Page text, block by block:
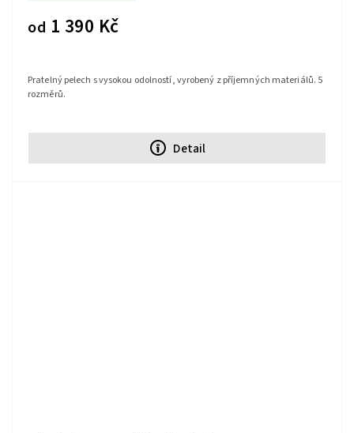
od 1 390 Kč
Detail
Pratelný pelech s vysokou odolností, vyrobený z příjemných materiálů. 5
rozměrů.